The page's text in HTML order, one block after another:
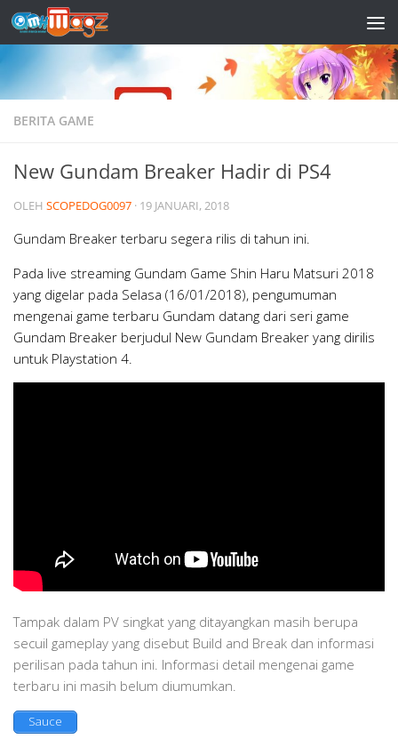
Skip to content
BERITA GAME
New Gundam Breaker Hadir di PS4
OLEH SCOPEDOG0097 · 19 JANUARI, 2018
Gundam Breaker terbaru segera rilis di tahun ini.
Pada live streaming Gundam Game Shin Haru Matsuri 2018
yang digelar pada Selasa (16/01/2018), pengumuman
mengenai game terbaru Gundam datang dari seri game
Gundam Breaker berjudul New Gundam Breaker yang dirilis
untuk Playstation 4.
Tampak dalam PV singkat yang ditayangkan masih berupa
secuil gameplay yang disebut Build and Break dan informasi
perilisan pada tahun ini. Informasi detail mengenai game
terbaru ini masih belum diumumkan.
Sauce